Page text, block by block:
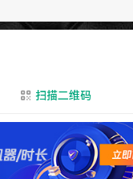
扫描二维码